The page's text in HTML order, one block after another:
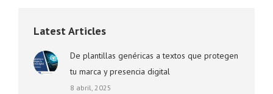
Latest Articles
De plantillas genéricas a textos que protegen
tu marca y presencia digital
8 abril, 2025